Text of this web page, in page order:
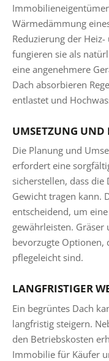
Wärmedämmung
Reduzierung der
fungieren sie als
eine angenehmere
Dach absorbieren
entlastet und
UMSETZUNG UND
Die Planung und
erfordert eine
sicherstellen, dass
Gewicht tragen kann.
entscheidend, um
gewährleisten.
bevorzugte Optionen,
pflegeleicht sind.
LANGFRISTIGER
Ein begrüntes Dach
langfristig steigern.
den Betriebskosten
Immobilie für Käufer